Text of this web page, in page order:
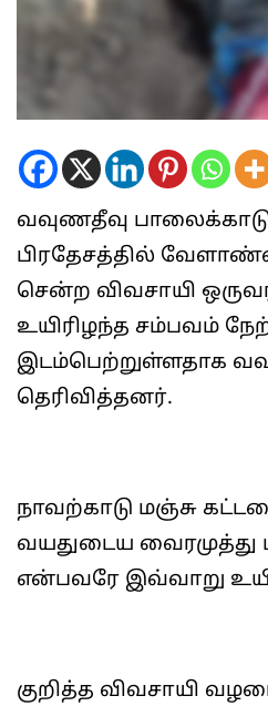
வவுணதீவு
பிரதேசத்தில்
சென்ற விவசாயி
உயிரிழந்த சம்பவம்
இடம்பெற்றுள்ளதாக
தெரிவித்தனர்.
நாவற்காடு மஞ்சு
வயதுடைய வைரமுத்து
என்பவரே இவ்வாறு
குறித்த விவசாயி